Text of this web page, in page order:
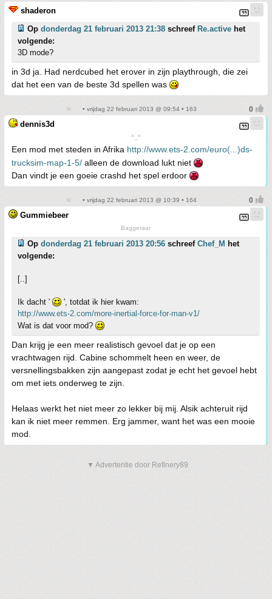
shaderon
Op donderdag 21 februari 2013 21:38 schreef Re.active het
volgende:
3D mode?
in 3d ja. Had nerdcubed het erover in zijn playthrough, die zei
dat het een van de beste 3d spellen was
• vrijdag 22 februari 2013 @ 09:54 • 163
dennis3d
^_^
Een mod met steden in Afrika http://www.ets-2.com/euro(...)ds-
trucksim-map-1-5/ alleen de download lukt niet
Dan vindt je een goeie crashd het spel erdoor
• vrijdag 22 februari 2013 @ 10:39 • 164
Gummiebeer
Baggeraar
Op donderdag 21 februari 2013 20:56 schreef Chef_M het
volgende:
[..]
Ik dacht '
', totdat ik hier kwam:
http://www.ets-2.com/more-inertial-force-for-man-v1/
Wat is dat voor mod?
Dan krijg je een meer realistisch gevoel dat je op een
vrachtwagen rijd. Cabine schommelt heen en weer, de
versnellingsbakken zijn aangepast zodat je echt het gevoel hebt
om met iets onderweg te zijn.
Helaas werkt het niet meer zo lekker bij mij. Alsik achteruit rijd
kan ik niet meer remmen. Erg jammer, want het was een mooie
mod.
▼ Advertentie door Refinery89